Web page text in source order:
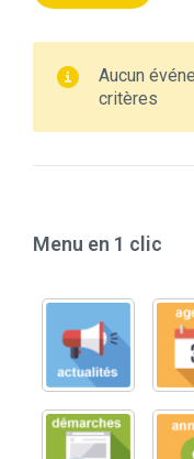
Aucun
critères
Menu en 1 clic